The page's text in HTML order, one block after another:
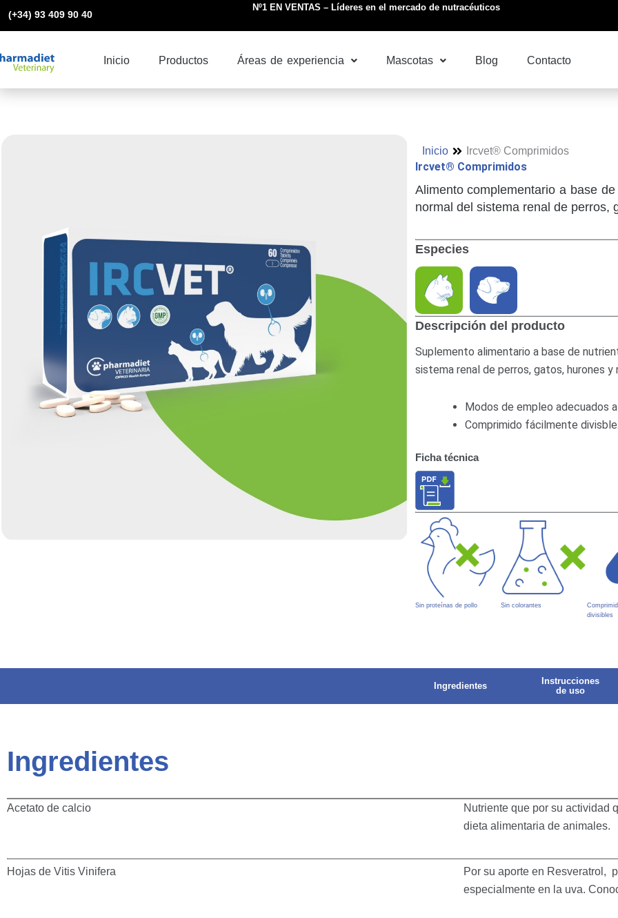
(+34) 93 409 90 40
Nº1 EN VENTAS – Líderes en el mercado de nutracéuticos
Inicio Productos Áreas de experiencia Mascotas Blog Contacto
Inicio Ircvet® Comprimidos
Ircvet® Comprimidos
Alimento complementario a base
normal del sistema renal de perros,
Especies
Descripción del producto
Suplemento alimentario a base de
sistema renal de perros, gatos, hurones y
Modos de empleo adecuados
Comprimido fácilmente divisble.
Ficha técnica
Sin proteínas de pollo Sin colorantes
divisibles
Ingredientes
Instrucciones
de uso
Ingredientes
Acetato de calcio
Nutriente que por su actividad
dieta alimentaria de animales.
Hojas de Vitis Vinifera
Por su aporte en Resveratrol,
especialmente en la uva.